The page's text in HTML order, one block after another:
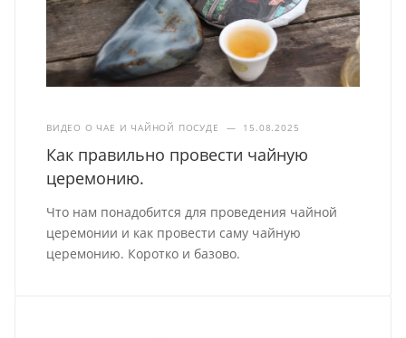
ВИДЕО О ЧАЕ И ЧАЙНОЙ ПОСУДЕ — 15.08.2025
Как правильно провести чайную
церемонию.
Что нам понадобится для проведения чайной
церемонии и как провести саму чайную
церемонию. Коротко и базово.